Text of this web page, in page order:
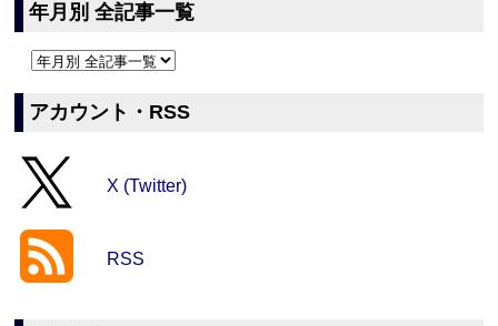
年月別 全記事一覧
アカウント・RSS
X (Twitter)
RSS